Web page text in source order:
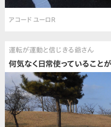
アコード ユーロR
運転が運動と信じきる爺さん
何気なく日常使っていること